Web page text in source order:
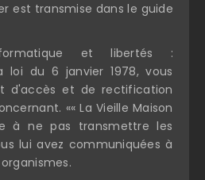
est transmise dans le guide
et libertés :
loi du 6 janvier 1978, vous
d'accès et de rectification
«« La Vieille Maison
à ne pas transmettre les
lui avez communiquées à